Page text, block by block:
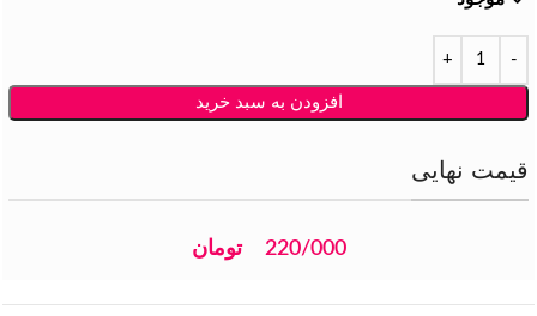
افزودن به سبد خرید
قیمت نهایی
220/000 تومان